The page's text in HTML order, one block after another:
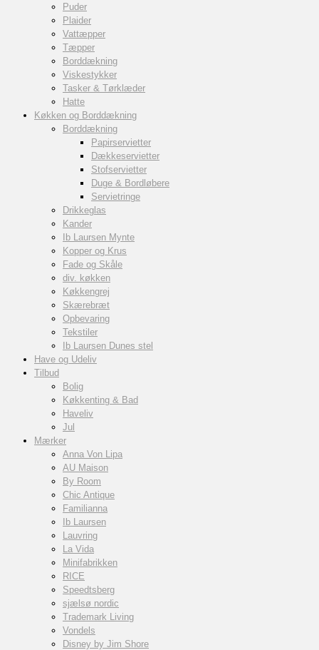
Puder
Plaider
Vattæpper
Tæpper
Borddækning
Viskestykker
Tasker & Tørklæder
Hatte
Køkken og Borddækning
Borddækning
Papirservietter
Dækkeservietter
Stofservietter
Duge & Bordløbere
Servietringe
Drikkeglas
Kander
Ib Laursen Mynte
Kopper og Krus
Fade og Skåle
div. køkken
Køkkengrej
Skærebræt
Opbevaring
Tekstiler
Ib Laursen Dunes stel
Have og Udeliv
Tilbud
Bolig
Køkkenting & Bad
Haveliv
Jul
Mærker
Anna Von Lipa
AU Maison
By Room
Chic Antique
Familianna
Ib Laursen
Lauvring
La Vida
Minifabrikken
RICE
Speedtsberg
sjælsø nordic
Trademark Living
Vondels
Disney by Jim Shore